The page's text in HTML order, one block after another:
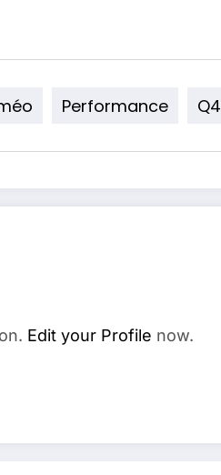
Performance Q4
Edit your Profile now.